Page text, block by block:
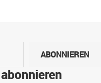
ABONNIEREN